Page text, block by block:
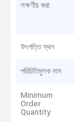
লক্ষণীয় করা
উৎপত্তি স্থল
পরিচিতিমুলক নাম
Minimum
Order
Quantity